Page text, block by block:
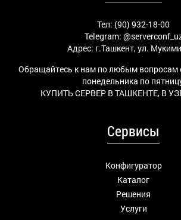
Тел: (90) 932-18-00
Telegram:
Адрес: г.Ташкент, ул.
Обращайтесь к нам по любым вопросам
понедельника по
КУПИТЬ СЕРВЕР В ТАШКЕНТЕ, В
Сервисы
Конфигуратор
Каталог
Решения
Услуги